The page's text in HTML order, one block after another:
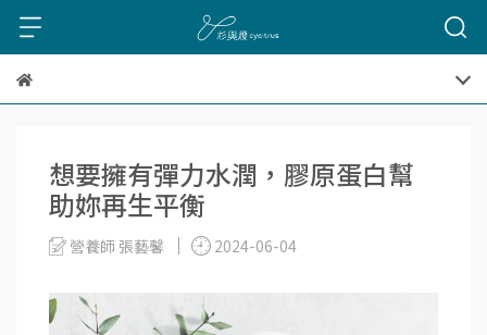
想要擁有彈力水潤，膠原蛋白幫
助妳再生平衡
營養師 張藝馨 2024-06-04